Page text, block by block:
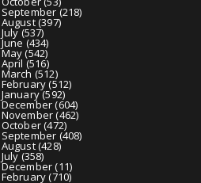
September(218)
August(397)
July(537)
June(434)
May(542)
April (516)
March (512)
February(512)
January(592)
December(604)
November(462)
October(472)
September (408)
August(428)
July(358)
December(11)
February(710)